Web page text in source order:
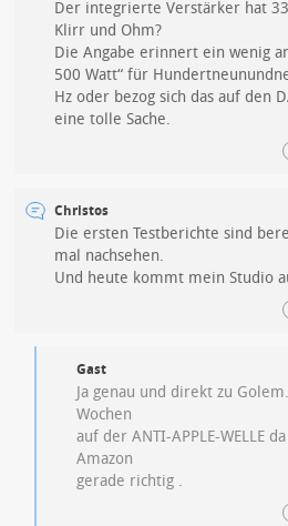
Der integrierte Verstärker hat
Klirr und Ohm?
Die Angabe erinnert ein wenig
500 Watt“ für
Hz oder bezog sich das auf den
eine tolle Sache.
Christos
Die ersten Testberichte sind
mal nachsehen.
Und heute kommt mein Studio
Gast
Ja genau und direkt zu
Wochen
auf der ANTI-APPLE-WELLE
Amazon
gerade richtig .